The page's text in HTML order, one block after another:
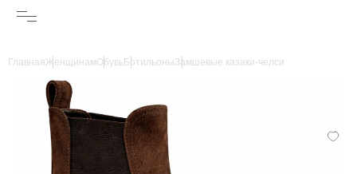
ГлавнаяЖенщинамОбувьБотильоныЗамшевые казаки-челси